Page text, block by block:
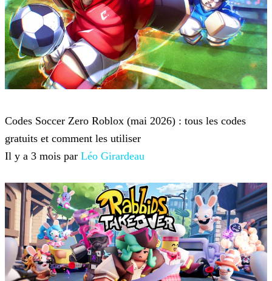
Codes Soccer Zero Roblox (mai 2026) : tous les codes
gratuits et comment les utiliser
Il y a 3 mois par Léo Girardeau